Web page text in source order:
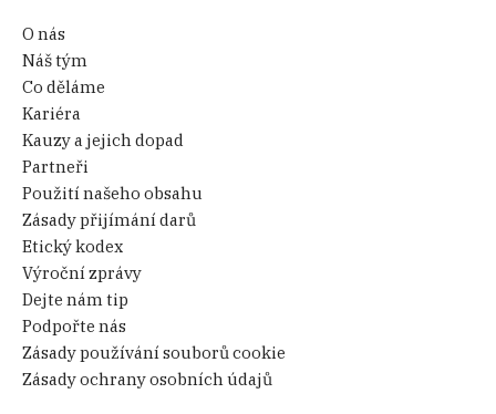
O nás
Náš tým
Co děláme
Kariéra
Kauzy a jejich dopad
Partneři
Použití našeho obsahu
Zásady přijímání darů
Etický kodex
Výroční zprávy
Dejte nám tip
Podpořte nás
Zásady používání souborů cookie
Zásady ochrany osobních údajů